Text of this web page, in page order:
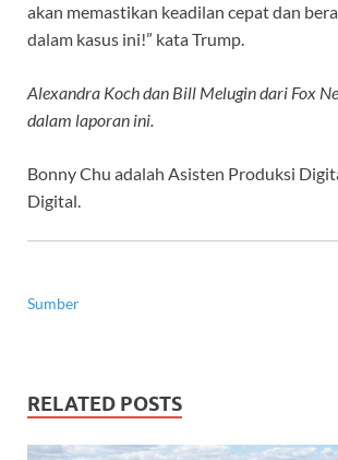
akan memastikan keadilan cepat dan
dalam kasus ini!” kata Trump.
Alexandra Koch dan Bill Melugin dari Fox
dalam laporan ini.
Bonny Chu adalah Asisten Produksi
Digital.
Sumber
RELATED POSTS